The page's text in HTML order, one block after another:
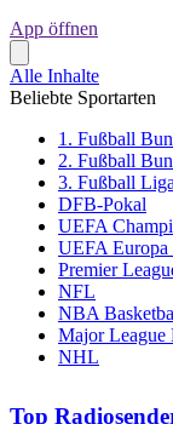
App öffnen
Alle Inhalte
Beliebte Sportarten
1. Fußball
2. Fußball
3. Fußball Liga
DFB-Pokal
UEFA
UEFA Europa
Premier
NFL
NBA
Major League
NHL
Top